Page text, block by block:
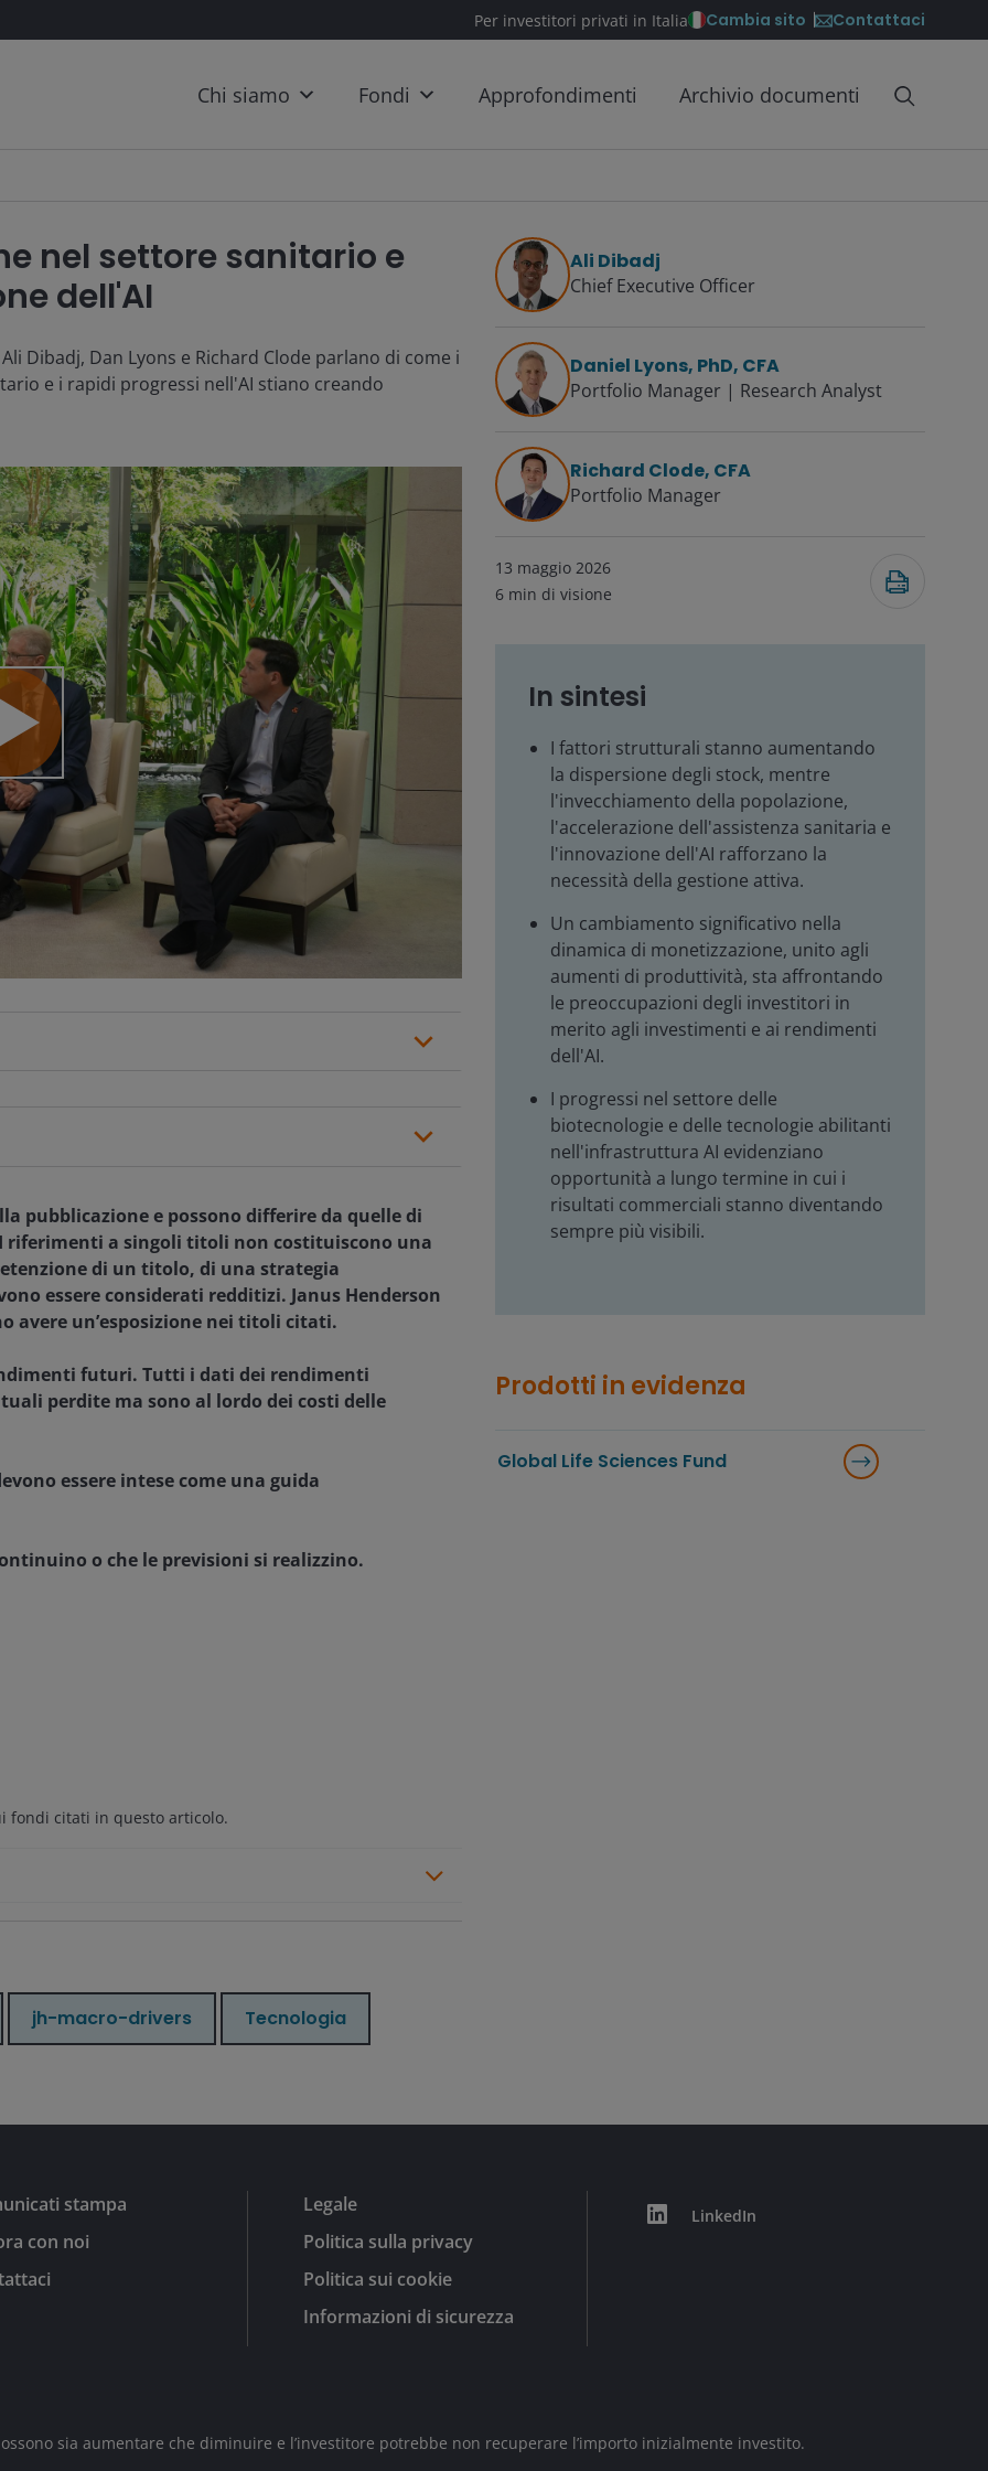
Per investitori privati in Italia Cambia sito Contattaci
Chi siamo Fondi Approfondimenti Archivio documenti
nel settore sanitario e
dell'AI
Dibadj, Dan Lyons e Richard Clode parlano di come i
e i rapidi progressi nell'AI stiano creando
pubblicazione e possono differire da quelle di
riferimenti a singoli titoli non costituiscono una
di un titolo, di una strategia
essere considerati redditizi. Janus Henderson
avere un’esposizione nei titoli citati.
futuri. Tutti i dati dei rendimenti
perdite ma sono al lordo dei costi delle
essere intese come una guida
o che le previsioni si realizzino.
fondi citati in questo articolo.
jh-macro-drivers Tecnologia
Ali Dibadj
Chief Executive Officer
Daniel Lyons, PhD, CFA
Portfolio Manager | Research Analyst
Richard Clode, CFA
Portfolio Manager
13 maggio 2026
6 min di visione
In sintesi
I fattori strutturali stanno aumentando
la dispersione degli stock, mentre
l'invecchiamento della popolazione,
l'accelerazione dell'assistenza sanitaria e
l'innovazione dell'AI rafforzano la
necessità della gestione attiva.
Un cambiamento significativo nella
dinamica di monetizzazione, unito agli
aumenti di produttività, sta affrontando
le preoccupazioni degli investitori in
merito agli investimenti e ai rendimenti
dell'AI.
I progressi nel settore delle
biotecnologie e delle tecnologie abilitanti
nell'infrastruttura AI evidenziano
opportunità a lungo termine in cui i
risultati commerciali stanno diventando
sempre più visibili.
Prodotti in evidenza
Global Life Sciences Fund
stampa
con noi
Legale
Politica sulla privacy
Politica sui cookie
Informazioni di sicurezza
LinkedIn
sia aumentare che diminuire e l’investitore potrebbe non recuperare l’importo inizialmente investito.